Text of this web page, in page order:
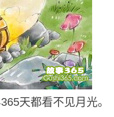
天都看不见月光。